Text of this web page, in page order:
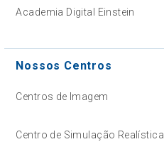
Academia Digital Einstein
Nossos Centros
Centros de Imagem
Centro de Simulação Realística